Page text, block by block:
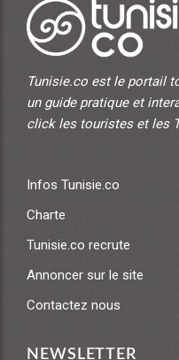
Tunisie.co est le portail
un guide pratique et
click les touristes et les
Infos Tunisie.co
Charte
Tunisie.co recrute
Annoncer sur le site
Contactez nous
NEWSLETTER